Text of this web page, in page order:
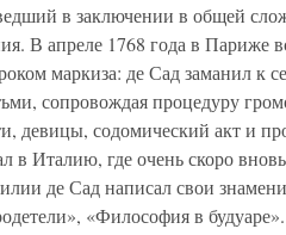
в заключении в общей
В апреле 1768 года в Париже
маркиза: де Сад заманил к
сопровождая процедуру
девицы, содомический акт и
в Италию, где очень скоро
де Сад написал свои
«Философия в будуаре».